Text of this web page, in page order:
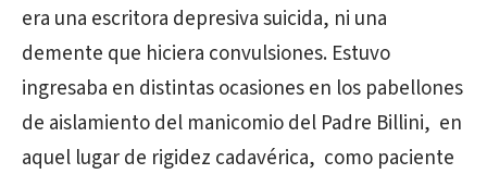
era una escritora depresiva suicida, ni una
demente que hiciera convulsiones. Estuvo
ingresaba en distintas ocasiones en los pabellones
de aislamiento del manicomio del Padre Billini, en
aquel lugar de rigidez cadavérica, como paciente